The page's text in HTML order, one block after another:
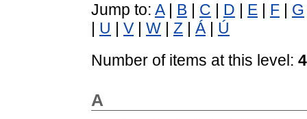
Jump to: A| B C D E F G
U V W Z Á| Ú
Number of items at this level:
A